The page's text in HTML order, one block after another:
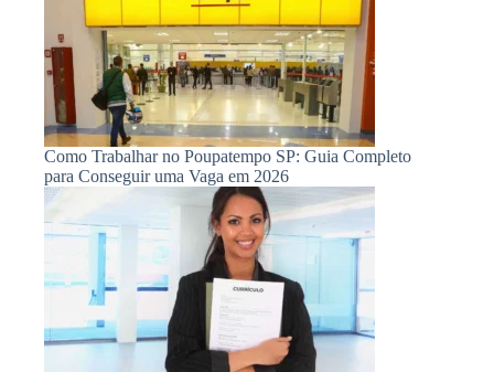
Como Trabalhar no Poupatempo SP: Guia Completo
para Conseguir uma Vaga em 2026